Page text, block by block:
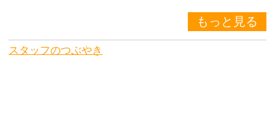
もっと見る
スタッフのつぶやき